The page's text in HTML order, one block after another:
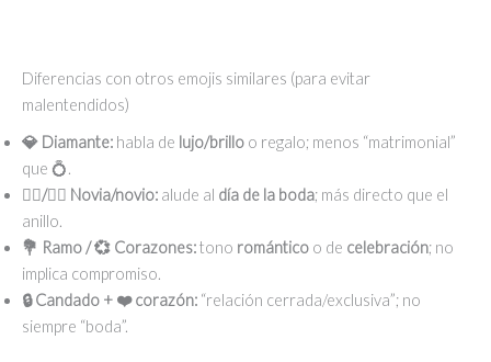
Diferencias con otros emojis similares (para evitar
malentendidos)
💎 Diamante: habla de lujo/brillo o regalo; menos “matrimonial”
que 💍.
👰‍♀️/🤵‍♂️ Novia/novio: alude al día de la boda; más directo que el
anillo.
💐 Ramo / 💞 Corazones:tono romántico o de celebración; no
implica compromiso.
🔒 Candado + ❤️ corazón: “relación cerrada/exclusiva”; no
siempre “boda”.